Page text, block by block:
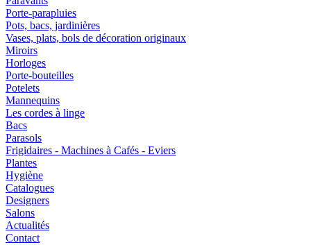
Porte-parapluies
Pots, bacs, jardinières
Vases, plats, bols de décoration originaux
Miroirs
Horloges
Porte-bouteilles
Potelets
Mannequins
Les cordes à linge
Bacs
Parasols
Frigidaires - Machines à Cafés - Eviers
Plantes
Hygiène
Catalogues
Designers
Salons
Actualités
Contact